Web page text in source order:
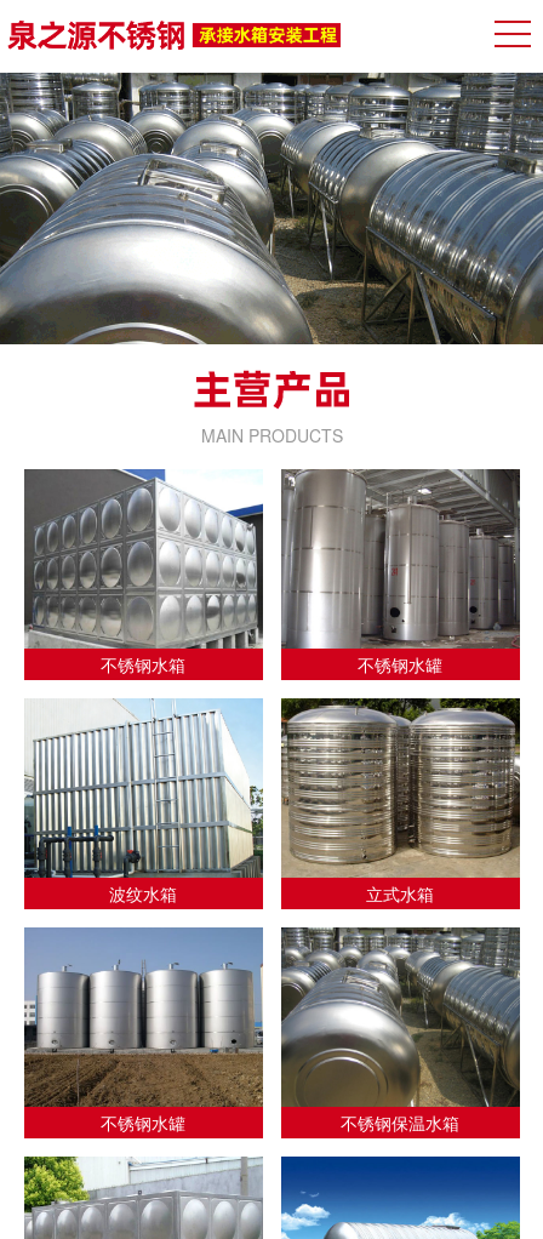
MAIN PRODUCTS
不锈钢水箱 不锈钢水罐
波纹水箱 立式水箱
不锈钢水罐 不锈钢保温水箱